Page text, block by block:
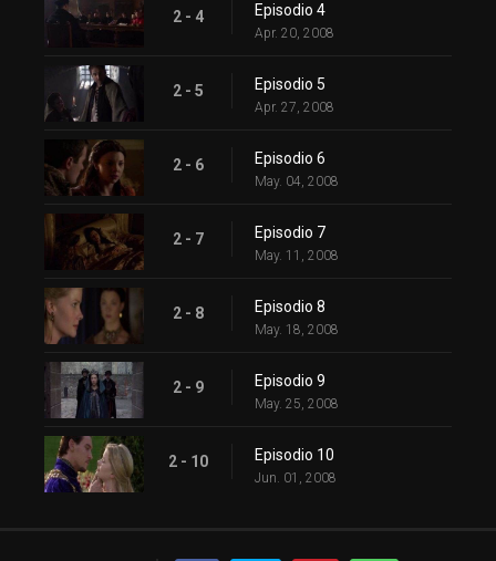
2 - 4 Episodio 4
Apr. 20, 2008
2 - 5 Episodio 5
Apr. 27, 2008
2 - 6 Episodio 6
May. 04, 2008
2 - 7 Episodio 7
May. 11, 2008
2 - 8 Episodio 8
May. 18, 2008
2 - 9 Episodio 9
May. 25, 2008
2 - 10 Episodio 10
Jun. 01, 2008